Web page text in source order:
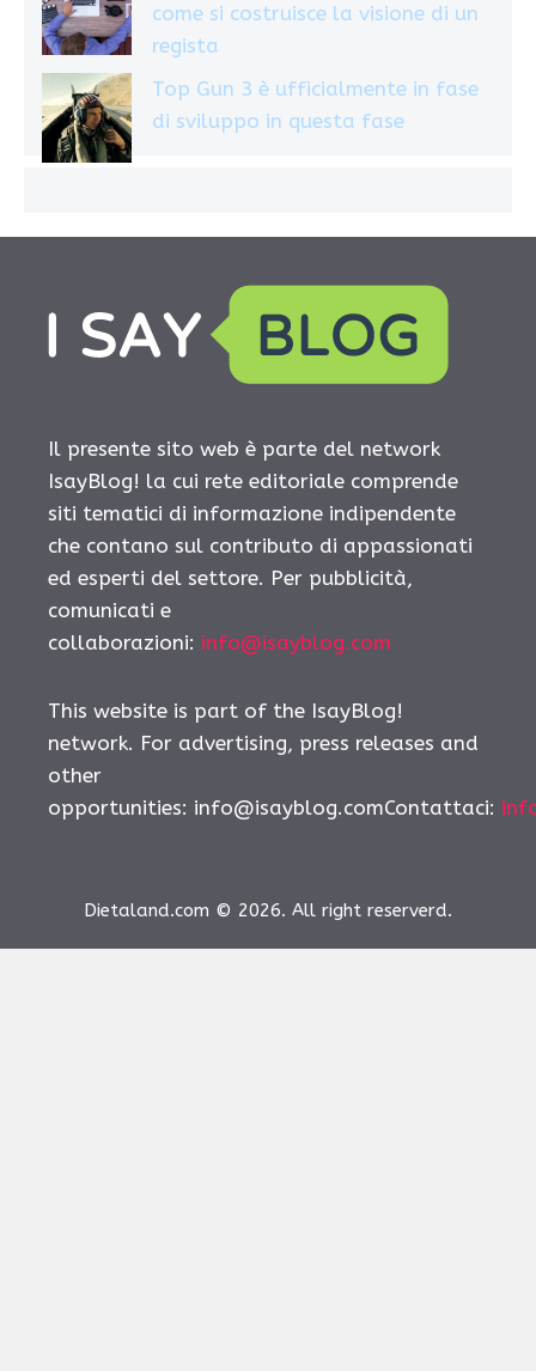
come si costruisce la visione di un
regista
Top Gun 3 è ufficialmente in fase
di sviluppo in questa fase
Il presente sito web è parte del network
IsayBlog! la cui rete editoriale comprende
siti tematici di informazione indipendente
che contano sul contributo di appassionati
ed esperti del settore. Per pubblicità,
comunicati e
collaborazioni: info@isayblog.com
This website is part of the IsayBlog!
network. For advertising, press releases and
other
opportunities: info@isayblog.comContattaci:
Dietaland.com © 2026. All right reserverd.